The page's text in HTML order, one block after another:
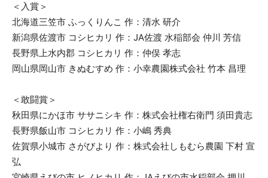
＜入賞＞
北海道三笠市 ふっくりんこ 作：清水 研介
新潟県佐渡市 コシヒカリ 作：JA佐渡 水稲部会 仲川 芳信
長野県上水内郡 コシヒカリ 作：仲俣 孝志
岡山県岡山市 きぬむすめ 作：小幸農園株式会社 竹本 昌理
＜敢闘賞＞
秋田県にかほ市 ササニシキ 作：株式会社権右衛門 須田貴志
長野県飯山市 コシヒカリ 作：小嶋 秀典
佐賀県小城市 さがびより 作：株式会社しもむら農園 下村 宣
弘